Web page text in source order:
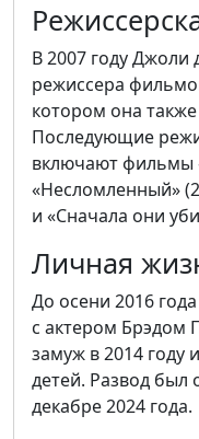
В 2007 году Джоли
режиссера
котором она
Последующие
включают фильмы
«Несломленный»
и «Сначала они
Личная
До осени 2016
с актером Брэдом
замуж в 2014 году
детей. Развод был
декабре 2024 года.